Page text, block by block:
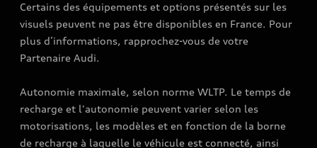
Certains des équipements et options présentés sur les
visuels peuvent ne pas être disponibles en France. Pour
plus d’informations, rapprochez-vous de votre
Partenaire Audi.
Autonomie maximale, selon norme WLTP. Le temps de
recharge et l'autonomie peuvent varier selon les
motorisations, les modèles et en fonction de la borne
de recharge à laquelle le véhicule est connecté, ainsi